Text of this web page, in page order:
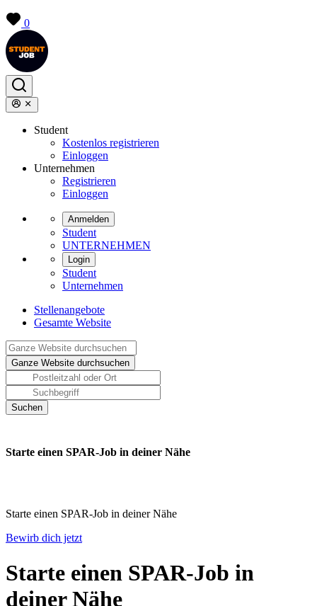
0
Student
Kostenlos registrieren
Einloggen
Unternehmen
Registrieren
Einloggen
Anmelden
Student
UNTERNEHMEN
Login
Student
Unternehmen
Stellenangebote
Gesamte Website
Starte einen SPAR-Job in deiner Nähe
Starte einen SPAR-Job in deiner Nähe
Bewirb dich jetzt
Starte einen SPAR-Job in
deiner Nähe